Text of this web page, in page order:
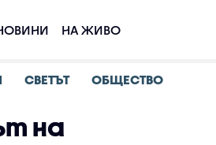
НА ЖИВО
СВЕТЪТ ОБЩЕСТВО
на